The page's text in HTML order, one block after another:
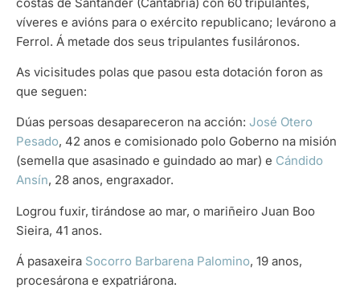
víveres e avións para o exército republicano; levárono a
Ferrol. Á metade dos seus tripulantes fusiláronos.
As vicisitudes polas que pasou esta dotación foron as
que seguen:
Dúas persoas desapareceron na acción: José Otero
Pesado, 42 anos e comisionado polo Goberno na misión
(semella que asasinado e guindado ao mar) e Cándido
Ansín, 28 anos, engraxador.
Logrou fuxir, tirándose ao mar, o mariñeiro Juan Boo
Sieira, 41 anos.
Á pasaxeira Socorro Barbarena Palomino, 19 anos,
procesárona e expatriárona.